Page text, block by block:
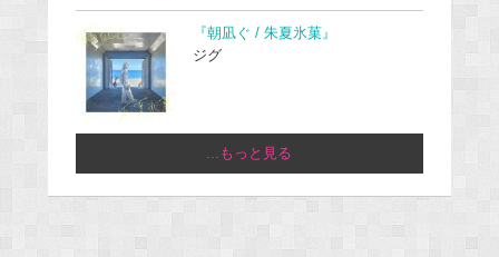
『朝凪ぐ / 朱夏氷菓』
ジグ
...もっと見る